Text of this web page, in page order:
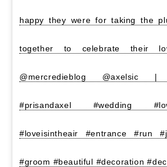
happy they were for taking the
together to celebrate their
@mercredieblog @axelsic |
#prisandaxel #wedding
#loveisintheair #entrance #run
#groom #beautiful #decoration